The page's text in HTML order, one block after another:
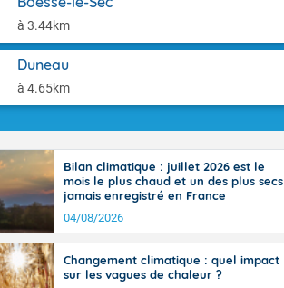
à 3.44km
Duneau
à 4.65km
de
du
orages
le rivage
virulents
des
et
sur le
localement
de la
90 à 110
de Manche
avec
Bilan climatique : juillet 2026 est le
mois le plus chaud et un des plus secs
jamais enregistré en France
04/08/2026
Changement climatique : quel impact
sur les vagues de chaleur ?